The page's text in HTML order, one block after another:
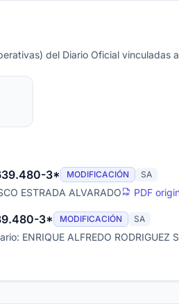
del Diario Oficial vinculadas
3* MODIFICACIÓN SA
ESTRADA ALVARADO PDF
3* MODIFICACIÓN SA
ENRIQUE ALFREDO RODRIGUEZ